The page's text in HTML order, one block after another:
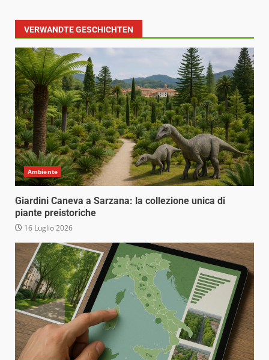
VERWANDTE GESCHICHTEN
Ambiente
Giardini Caneva a Sarzana: la collezione unica di
piante preistoriche
16 Luglio 2026